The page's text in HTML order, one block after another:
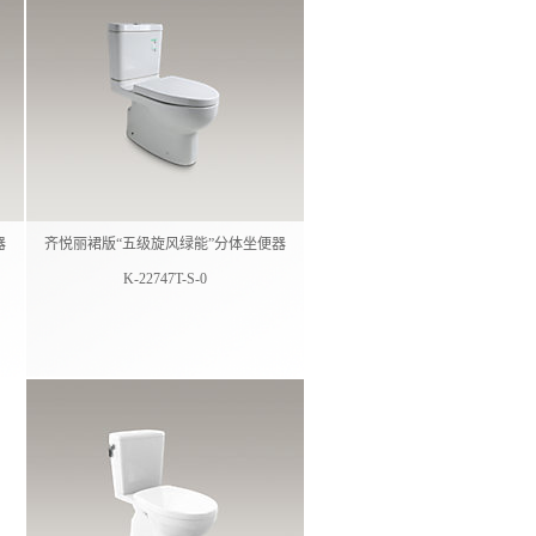
齐悦丽裙版“五级旋风绿能”分体坐便器
K-22747T-S-0